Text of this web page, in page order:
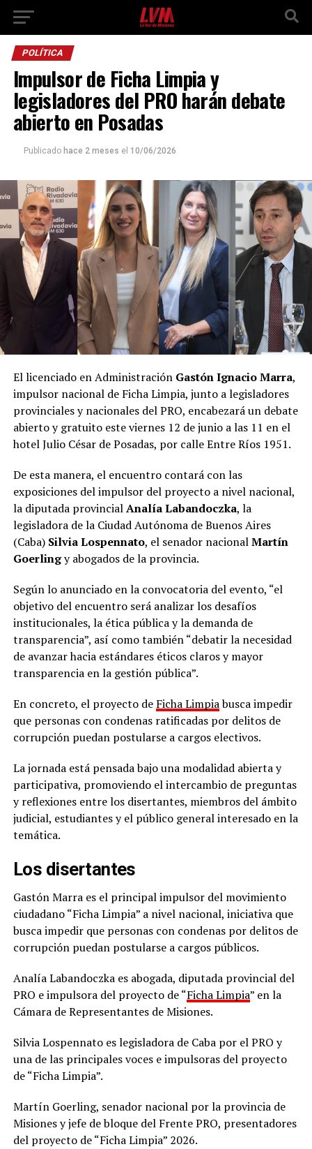
POLÍTICA
Impulsor de Ficha Limpia y
legisladores del PRO harán debate
abierto en Posadas
Publicado hace 2 meses el 10/06/2026
El licenciado en Administración Gastón Ignacio Marra,
impulsor nacional de Ficha Limpia, junto a legisladores
provinciales y nacionales del PRO, encabezará un debate
abierto y gratuito este viernes 12 de junio a las 11 en el
hotel Julio César de Posadas, por calle Entre Ríos 1951.
De esta manera, el encuentro contará con las
exposiciones del impulsor del proyecto a nivel nacional,
la diputada provincialAnalía Labandoczka, la
legisladora de la Ciudad Autónoma de Buenos Aires
(Caba) Silvia Lospennato, el senador nacionalMartín
Goerlingy abogados de la provincia.
Según lo anunciado en la convocatoria del evento, “el
objetivo del encuentro será analizar los desafíos
institucionales, la ética pública y la demanda de
transparencia”, así como también “debatir la necesidad
de avanzar hacia estándares éticos claros y mayor
transparencia en la gestión pública”.
En concreto, el proyecto de Ficha Limpiabusca impedir
que personas con condenas ratificadas por delitos de
corrupción puedan postularse a cargos electivos.
La jornada está pensada bajo una modalidad abierta y
participativa, promoviendo el intercambio de preguntas
y reflexiones entre los disertantes, miembros del ámbito
judicial, estudiantes y el público general interesado en la
temática.
Los disertantes
Gastón Marra es el principal impulsor del movimiento
ciudadano “Ficha Limpia” a nivel nacional, iniciativa que
busca impedir que personas con condenas por delitos de
corrupción puedan postularse a cargos públicos.
Analía Labandoczka es abogada, diputada provincial del
PRO e impulsora del proyecto de “Ficha Limpia” en la
Cámara de Representantes de Misiones.
Silvia Lospennato es legisladora de Caba por el PRO y
una de las principales voces e impulsoras del proyecto
de “Ficha Limpia”.
Martín Goerling, senador nacional por la provincia de
Misiones y jefe de bloque del Frente PRO, presentadores
del proyecto de “Ficha Limpia” 2026.